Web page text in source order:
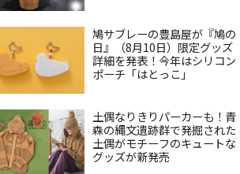
鳩サブレーの豊島屋が『鳩の
日』（8月10日）限定グッズ
詳細を発表！今年はシリコン
ポーチ「はとっこ」
土偶なりきりパーカーも！青
森の縄文遺跡群で発掘された
土偶がモチーフのキュートな
グッズが新発売